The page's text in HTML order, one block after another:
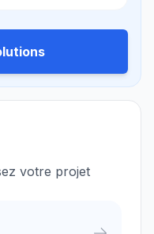
votre projet